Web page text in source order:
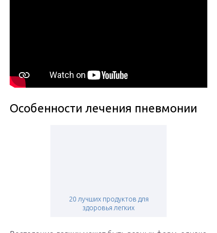
Особенности лечения пневмонии
20 лучших продуктов для
здоровья легких